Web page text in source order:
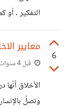
عبارة
التفكير . أو
أزهار الشر..
سبيل المثال
لايبنتز"..
6
معايير
قبل 4 سنوات
الأخلاق أنّها
وتصلُ